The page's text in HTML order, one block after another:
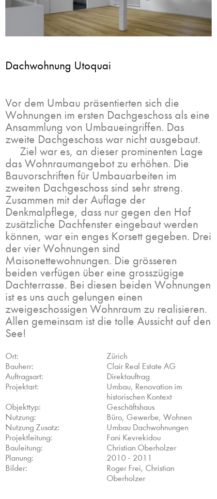
Dachwohnung Utoquai
Vor dem Umbau präsentierten sich die
Wohnungen im ersten Dachgeschoss als eine
Ansammlung von Umbaueingriffen. Das
zweite Dachgeschoss war nicht ausgebaut.
Ziel war es, an dieser prominenten Lage
das Wohnraumangebot zu erhöhen. Die
Bauvorschriften für Umbauarbeiten im
zweiten Dachgeschoss sind sehr streng.
Zusammen mit der Auflage der
Denkmalpflege, dass nur gegen den Hof
zusätzliche Dachfenster eingebaut werden
können, war ein enges Korsett gegeben. Drei
der vier Wohnungen sind
Maisonettewohnungen. Die grösseren
beiden verfügen über eine grosszügige
Dachterrasse. Bei diesen beiden Wohnungen
ist es uns auch gelungen einen
zweigeschossigen Wohnraum zu realisieren.
Allen gemeinsam ist die tolle Aussicht auf den
See!
Ort:
Zürich
Bauherr:
Clair Real Estate AG
Auftragsart:
Direktauftrag
Projektart:
Umbau, Renovation im
historischen Kontext
Objekttyp:
Geschäftshaus
Nutzung:
Büro, Gewerbe, Wohnen
Nutzung Zusatz:
Umbau Dachwohnungen
Projektleitung:
Fani Kevrekidou
Bauleitung:
Christian Oberholzer
Planung:
2010 - 2011
Bilder:
Roger Frei, Christian
Oberholzer